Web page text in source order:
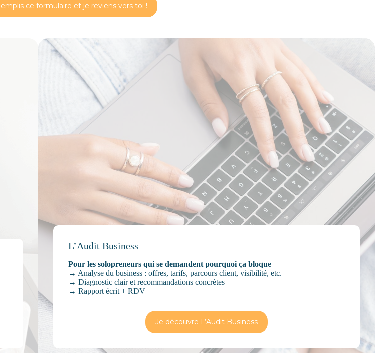
ce formulaire et je reviens vers toi !
L’Audit Business
Pour les solopreneurs qui se demandent pourquoi ça bloque
→ Analyse du business : offres, tarifs, parcours client, visibilité, etc.
→ Diagnostic clair et recommandations concrètes
→ Rapport écrit + RDV
Je découvre L’Audit Business